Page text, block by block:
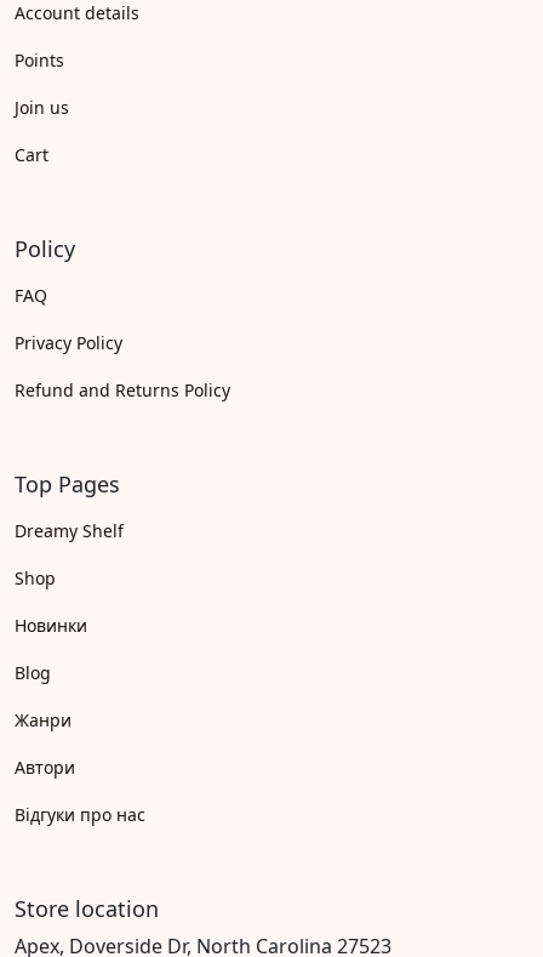
Account details
Points
Join us
Cart
Policy
FAQ
Privacy Policy
Refund and Returns Policy
Top Pages
Dreamy Shelf
Shop
Новинки
Blog
Жанри
Автори
Відгуки про нас
Store location
Apex, Doverside Dr, North Carolina 27523